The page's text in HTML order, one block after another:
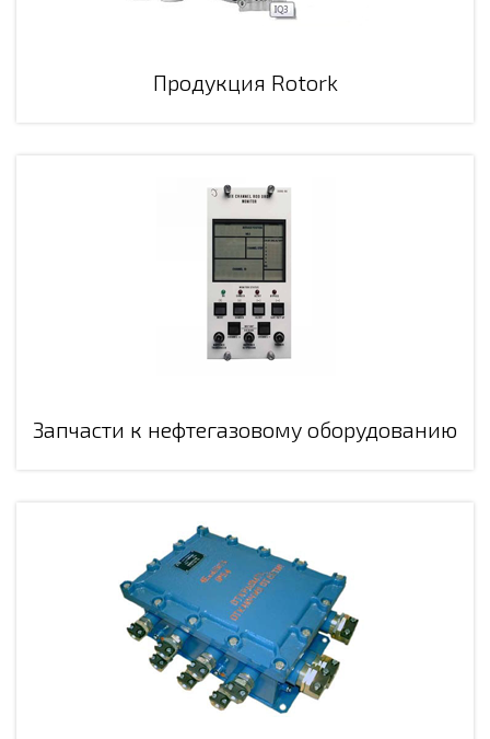
Продукция Rotork
Запчасти к нефтегазовому оборудованию